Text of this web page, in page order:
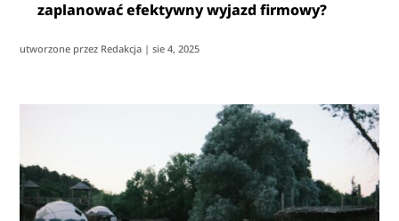
zaplanować efektywny wyjazd firmowy?
utworzone przez Redakcja |sie 4, 2025